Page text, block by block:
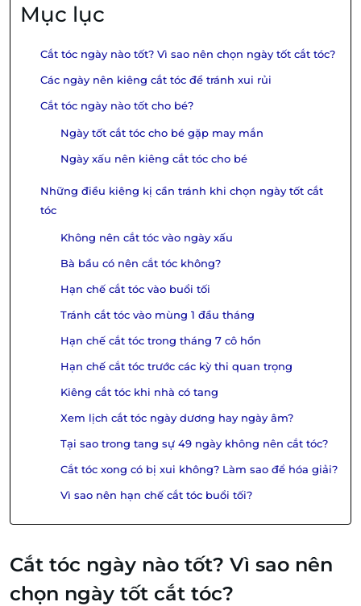
Mục lục
Cắt tóc ngày nào tốt? Vì sao nên chọn ngày tốt cắt tóc?
Các ngày nên kiêng cắt tóc để tránh xui rủi
Cắt tóc ngày nào tốt cho bé?
Ngày tốt cắt tóc cho bé gặp may mắn
Ngày xấu nên kiêng cắt tóc cho bé
Những điều kiêng kị cần tránh khi chọn ngày tốt cắt
tóc
Không nên cắt tóc vào ngày xấu
Bà bầu có nên cắt tóc không?
Hạn chế cắt tóc vào buổi tối
Tránh cắt tóc vào mùng 1 đầu tháng
Hạn chế cắt tóc trong tháng 7 cô hồn
Hạn chế cắt tóc trước các kỳ thi quan trọng
Kiêng cắt tóc khi nhà có tang
Xem lịch cắt tóc ngày dương hay ngày âm?
Tại sao trong tang sự 49 ngày không nên cắt tóc?
Cắt tóc xong có bị xui không? Làm sao để hóa giải?
Vì sao nên hạn chế cắt tóc buổi tối?
Cắt tóc ngày nào tốt? Vì sao nên
chọn ngày tốt cắt tóc?